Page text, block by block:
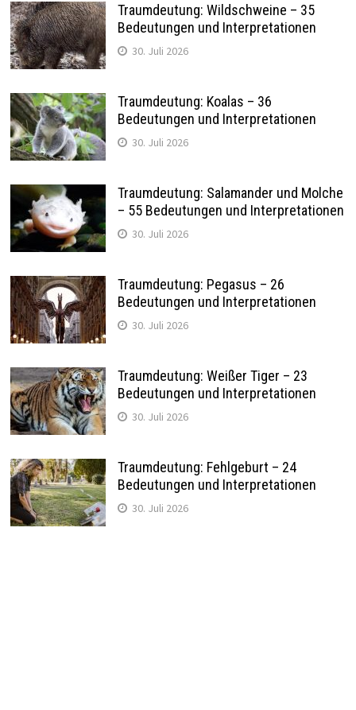
Traumdeutung: Wildschweine – 35
Bedeutungen und Interpretationen
30. Juli 2026
Traumdeutung: Koalas – 36
Bedeutungen und Interpretationen
30. Juli 2026
Traumdeutung: Salamander und Molche
– 55 Bedeutungen und Interpretationen
30. Juli 2026
Traumdeutung: Pegasus – 26
Bedeutungen und Interpretationen
30. Juli 2026
Traumdeutung: Weißer Tiger – 23
Bedeutungen und Interpretationen
30. Juli 2026
Traumdeutung: Fehlgeburt – 24
Bedeutungen und Interpretationen
30. Juli 2026